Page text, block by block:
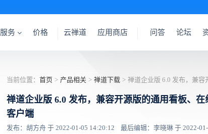
服务 价格 云禅道 应用商店 问答 论坛
当前位置： 首页 > 产品相关 > 禅道下载 >
禅道企业版 6.0 发布，兼容开源版的通用看板、
客户端
发布：胡方舟 于 2022-01-05 14:20:12 最后编辑：李晓琳 于 2022-